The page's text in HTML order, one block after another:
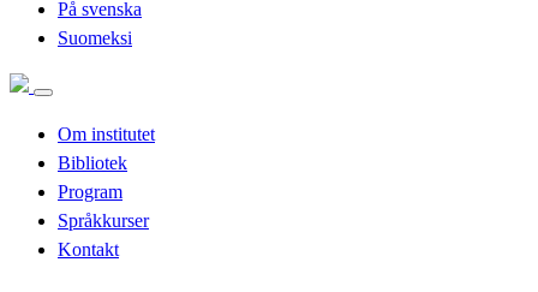
På svenska
Suomeksi
Om institutet
Bibliotek
Program
Språkkurser
Kontakt